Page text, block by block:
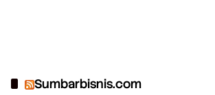
Sumbarbisnis.com